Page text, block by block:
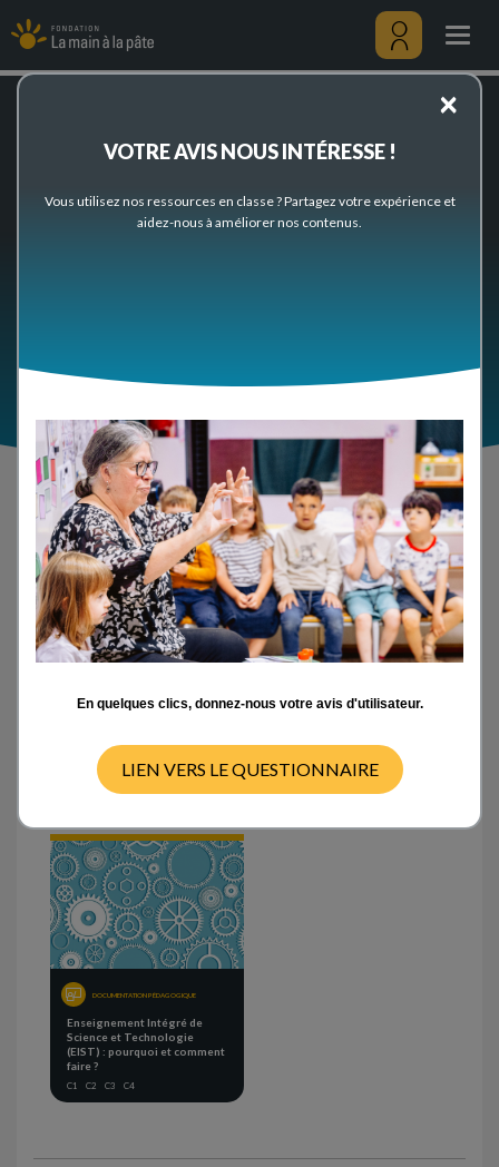
au
contenu
principal
Menu
Thèmes scientifiques et pédagogiques
Interdisciplinarité
Interdisciplinarité
Outils d’auto-formation
Tutoriels sur la plateforme L@map
Documents scientifiques
DOCUMENTATION PÉDAGOGIQUE
Enseignement Intégré de
Science et Technologie
(EIST) : pourquoi et comment
faire ?
C1 C2 C3 C4
×
VOTRE AVIS NOUS INTÉRESSE !
Vous utilisez nos ressources en classe ? Partagez votre expérience et
aidez-nous à améliorer nos contenus.
En quelques clics, donnez-nous votre avis d'utilisateur.
LIEN VERS LE QUESTIONNAIRE